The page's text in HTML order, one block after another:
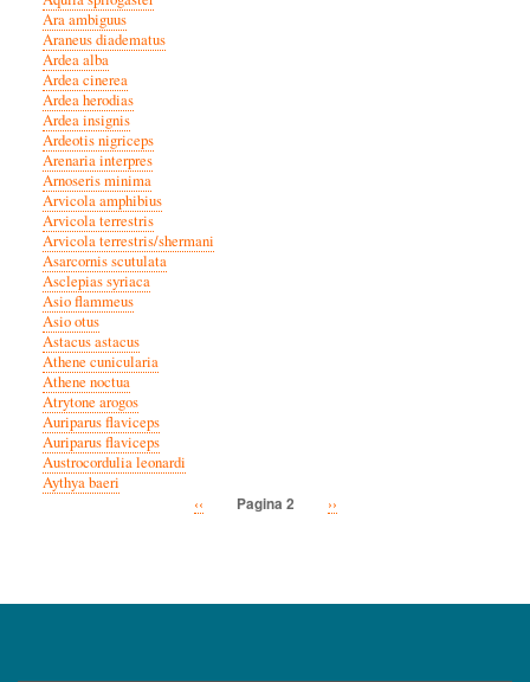
Ara ambiguus
Araneus diadematus
Ardea alba
Ardea cinerea
Ardea herodias
Ardea insignis
Ardeotis nigriceps
Arenaria interpres
Arnoseris minima
Arvicola amphibius
Arvicola terrestris
Arvicola terrestris/shermani
Asarcornis scutulata
Asclepias syriaca
Asio flammeus
Asio otus
Astacus astacus
Athene cunicularia
Athene noctua
Atrytone arogos
Auriparus flaviceps
Auriparus flaviceps
Austrocordulia leonardi
Aythya baeri
Vorige
‹‹ Pagina 2
Volgende
››